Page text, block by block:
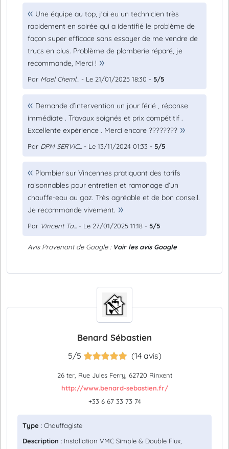
Une équipe au top, j'ai eu un technicien très
rapidement en soirée qui a identifié le problème de
façon super efficace sans essayer de me vendre de
trucs en plus. Problème de plomberie réparé, je
recommande, Merci !
Par Mael Cheml... - Le 21/01/2025 18:30 - 5/5
Demande d’intervention un jour férié , réponse
immédiate . Travaux soignés et prix compétitif .
Excellente expérience . Merci encore ????????
Par DPM SERVIC... - Le 13/11/2024 01:33 - 5/5
Plombier sur Vincennes pratiquant des tarifs
raisonnables pour entretien et ramonage d’un
chauffe-eau au gaz. Très agréable et de bon conseil.
Je recommande vivement.
Par Vincent Ta... - Le 27/01/2025 11:18 - 5/5
Avis Provenant de Google : Voir les avis Google
Benard Sébastien
5/5 (14 avis)
26 ter, Rue Jules Ferry, 62720 Rinxent
http://www.benard-sebastien.fr/
+33 6 67 33 73 74
Type : Chauffagiste
Description : Installation VMC Simple & Double Flux,